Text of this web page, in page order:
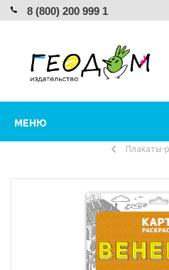
8 (800) 200 999 1
МЕНЮ
Плакаты-